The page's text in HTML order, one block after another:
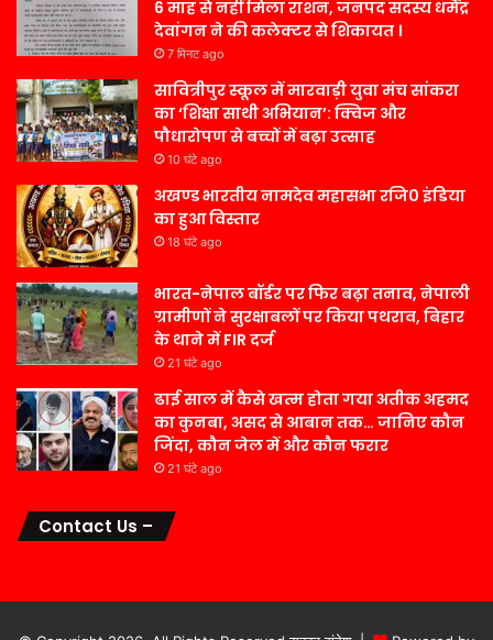
6 माह से नहीं मिला राशन, जनपद सदस्य धर्मेंद्र
देवांगन ने की कलेक्टर से शिकायत ।
7 मिनट ago
सावित्रीपुर स्कूल में मारवाड़ी युवा मंच सांकरा
का ‘शिक्षा साथी अभियान’: क्विज और
पौधारोपण से बच्चों में बढ़ा उत्साह
10 घंटे ago
अखण्ड भारतीय नामदेव महासभा रजि0 इंडिया
का हुआ विस्तार
18 घंटे ago
भारत-नेपाल बॉर्डर पर फिर बढ़ा तनाव, नेपाली
ग्रामीणों ने सुरक्षाबलों पर किया पथराव, बिहार
के थाने में FIR दर्ज
21 घंटे ago
ढाई साल में कैसे खत्म होता गया अतीक अहमद
का कुनबा, असद से आबान तक… जानिए कौन
जिंदा, कौन जेल में और कौन फरार
21 घंटे ago
Contact Us –